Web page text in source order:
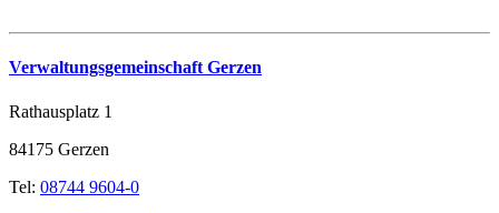
Verwaltungsgemeinschaft Gerzen
Rathausplatz 1
84175 Gerzen
Tel: 08744 9604-0